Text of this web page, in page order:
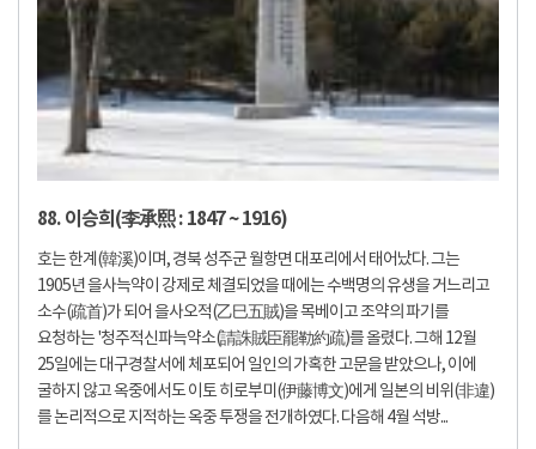
88. 이승희(李承熙 : 1847 ~ 1916)
호는 한계(韓溪)이며, 경북 성주군 월항면 대포리에서 태어났다. 그는
1905년 을사늑약이 강제로 체결되었을 때에는 수백명의 유생을 거느리고
소수(疏首)가 되어 을사오적(乙巳五賊)을 목베이고 조약의 파기를
요청하는 '청주적신파늑약소(請誅賊臣罷勒約疏)를 올렸다. 그해 12월
25일에는 대구경찰서에 체포되어 일인의 가혹한 고문을 받았으나, 이에
굴하지 않고 옥중에서도 이토 히로부미(伊藤博文)에게 일본의 비위(非違)
를 논리적으로 지적하는 옥중 투쟁을 전개하였다. 다음해 4월 석방...